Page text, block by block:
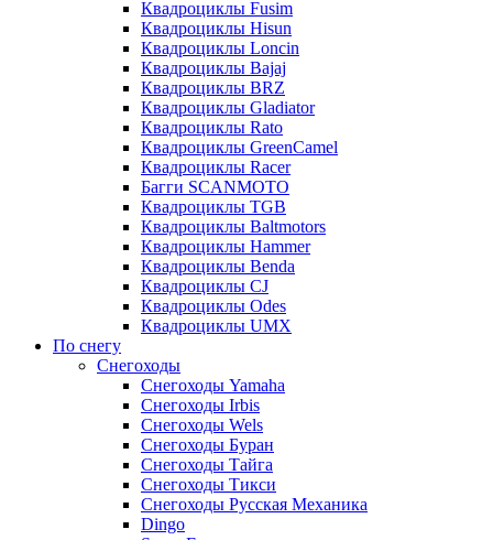
Квадроциклы Fusim
Квадроциклы Hisun
Квадроциклы Loncin
Квадроциклы Bajaj
Квадроциклы BRZ
Квадроциклы Gladiator
Квадроциклы Rato
Квадроциклы GreenCamel
Квадроциклы Racer
Багги SCANMOTO
Квадроциклы TGB
Квадроциклы Baltmotors
Квадроциклы Hammer
Квадроциклы Benda
Квадроциклы CJ
Квадроциклы Odes
Квадроциклы UMX
По снегу
Снегоходы
Снегоходы Yamaha
Снегоходы Irbis
Снегоходы Wels
Снегоходы Буран
Снегоходы Тайга
Снегоходы Тикси
Снегоходы Русская Механика
Dingo